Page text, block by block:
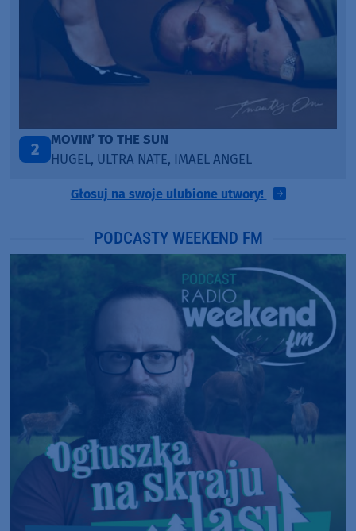
3
LEGENDARY LOVERS (SAVE ME)
KATY PERRY & CHIEF KEEF
Głosuj na swoje ulubione utwory!
PODCASTY WEEKEND FM